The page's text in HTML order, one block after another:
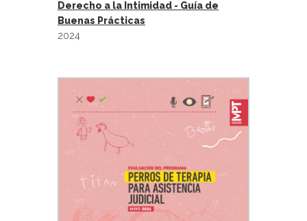
Derecho a la Intimidad - Guía de
Buenas Prácticas
2024